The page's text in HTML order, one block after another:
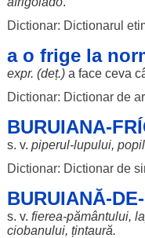
Dictionar: Dictionarul
a o frige la
expr. (deț.)a faceceva
Dictionar: Dictionar de
BURUIANA-
s. v. piperul-lupului,
Dictionar: Dictionar de
BURUIANĂ-
s. v. fierea-pământului,
ciobanului, țintaură.